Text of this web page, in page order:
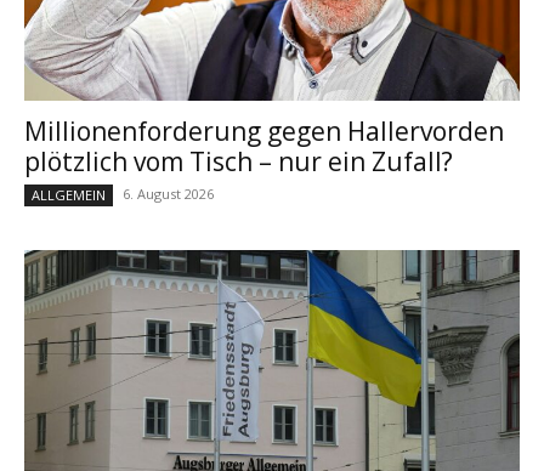
Millionenforderung gegen Hallervorden
plötzlich vom Tisch – nur ein Zufall?
ALLGEMEIN 6. August 2026